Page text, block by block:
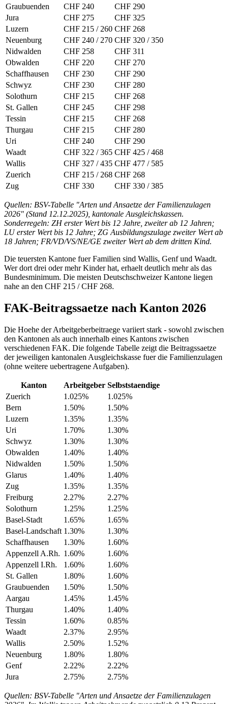
Graubuenden
CHF 240
CHF 290
Jura
CHF 275
CHF 325
Luzern
CHF 215 / 260 CHF 268
Neuenburg
CHF 240 / 270 CHF 320 / 350
Nidwalden
CHF 258
CHF 311
Obwalden
CHF 220
CHF 270
Schaffhausen
CHF 230
CHF 290
Schwyz
CHF 230
CHF 280
Solothurn
CHF 215
CHF 268
St. Gallen
CHF 245
CHF 298
Tessin
CHF 215
CHF 268
Thurgau
CHF 215
CHF 280
Uri
CHF 240
CHF 290
Waadt
CHF 322 / 365 CHF 425 / 468
Wallis
CHF 327 / 435 CHF 477 / 585
Zuerich
CHF 215 / 268 CHF 268
Zug
CHF 330 CHF 330 / 385
Quellen: BSV-Tabelle "Arten und Ansaetze der Familienzulagen
2026" (Stand 12.12.2025), kantonale Ausgleichskassen.
Sonderregeln: ZH erster Wert bis 12 Jahre, zweiter ab 12 Jahren;
LU erster Wert bis 12 Jahre; ZG Ausbildungszulage zweiter Wert ab
18 Jahren; FR/VD/VS/NE/GE zweiter Wert ab dem dritten Kind.
Die teuersten Kantone fuer Familien sind Wallis, Genf und Waadt.
Wer dort drei oder mehr Kinder hat, erhaelt deutlich mehr als das
Bundesminimum. Die meisten Deutschschweizer Kantone liegen
nahe an den CHF 215 / CHF 268.
FAK-Beitragssaetze nach Kanton 2026
Die Hoehe der Arbeitgeberbeitraege variiert stark - sowohl zwischen
den Kantonen als auch innerhalb eines Kantons zwischen
verschiedenen FAK. Die folgende Tabelle zeigt die Beitragssaetze
der jeweiligen kantonalen Ausgleichskasse fuer die Familienzulagen
(ohne weitere uebertragene Aufgaben).
Kanton Arbeitgeber Selbststaendige
Zuerich
1.025%
1.025%
Bern
1.50%
1.50%
Luzern
1.35%
1.35%
Uri
1.70%
1.30%
Schwyz
1.30%
1.30%
Obwalden
1.40%
1.40%
Nidwalden
1.50%
1.50%
Glarus
1.40%
1.40%
Zug
1.35%
1.35%
Freiburg
2.27%
2.27%
Solothurn
1.25%
1.25%
Basel-Stadt
1.65%
1.65%
Basel-Landschaft 1.30%
1.30%
Schaffhausen
1.30%
1.60%
Appenzell A.Rh. 1.60%
1.60%
Appenzell I.Rh.
1.60%
1.60%
St. Gallen
1.80%
1.60%
Graubuenden
1.50%
1.50%
Aargau
1.45%
1.45%
Thurgau
1.40%
1.40%
Tessin
1.60%
0.85%
Waadt
2.37%
2.95%
Wallis
2.50%
1.52%
Neuenburg
1.80%
1.80%
Genf
2.22%
2.22%
Jura
2.75% 2.75%
Quellen: BSV-Tabelle "Arten und Ansaetze der Familienzulagen